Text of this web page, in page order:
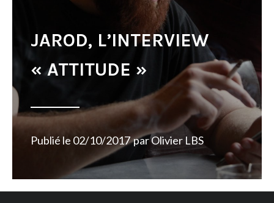
JAROD, L’INTERVIEW
« ATTITUDE »
Publié le 02/10/2017 parOlivier LBS